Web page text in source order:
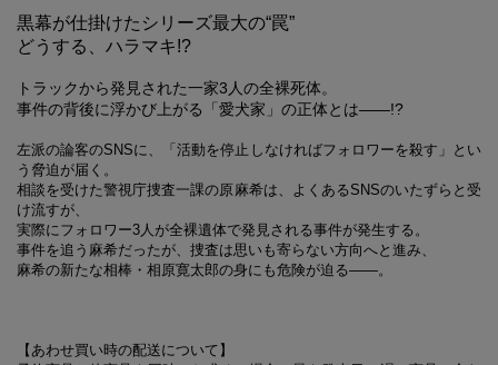
黒幕が仕掛けたシリーズ最大の“罠”
どうする、ハラマキ!?
トラックから発見された一家3人の全裸死体。
事件の背後に浮かび上がる「愛犬家」の正体とは――!?
左派の論客のSNSに、「活動を停止しなければフォロワーを殺す」とい
う脅迫が届く。
相談を受けた警視庁捜査一課の原麻希は、よくあるSNSのいたずらと受
け流すが、
実際にフォロワー3人が全裸遺体で発見される事件が発生する。
事件を追う麻希だったが、捜査は思いも寄らない方向へと進み、
麻希の新たな相棒・相原寛太郎の身にも危険が迫る――。
【あわせ買い時の配送について】